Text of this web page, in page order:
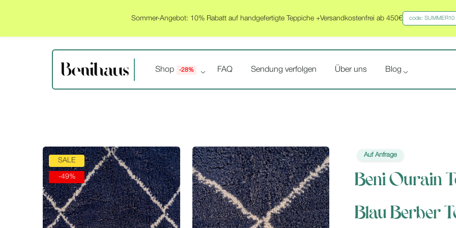
Sommer-Angebot: 10% Rabatt auf handgefertigte Teppiche +Versandkostenfrei ab 450€ code: SUMMER10
Shop -28% FAQ Sendung verfolgen Über uns Blog
SALE
-49%
Auf Anfrage
Beni Ourain
Blau Berber